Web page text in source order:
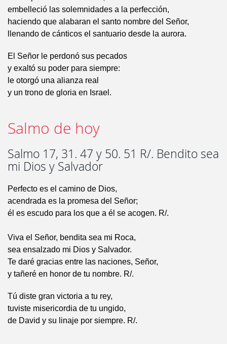
embelleció las solemnidades a la perfección,
haciendo que alabaran el santo nombre del Señor,
llenando de cánticos el santuario desde la aurora.
El Señor le perdonó sus pecados
y exaltó su poder para siempre:
le otorgó una alianza real
y un trono de gloria en Israel.
Salmo de hoy
Salmo 17, 31. 47 y 50. 51 R/. Bendito sea
mi Dios y Salvador
Perfecto es el camino de Dios,
acendrada es la promesa del Señor;
él es escudo para los que a él se acogen. R/.
Viva el Señor, bendita sea mi Roca,
sea ensalzado mi Dios y Salvador.
Te daré gracias entre las naciones, Señor,
y tañeré en honor de tu nombre. R/.
Tú diste gran victoria a tu rey,
tuviste misericordia de tu ungido,
de David y su linaje por siempre. R/.